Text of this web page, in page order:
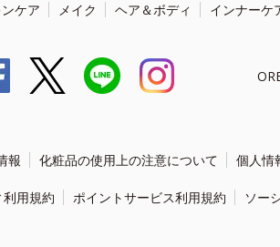
ケア メイク ヘア＆ボディ インナーケ
報 化粧品の使用上の注意について 個人情
用規約 ポイントサービス利用規約 ソー